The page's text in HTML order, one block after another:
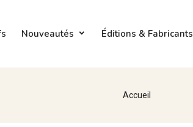
Nouveautés Éditions & Fabricants
Accueil